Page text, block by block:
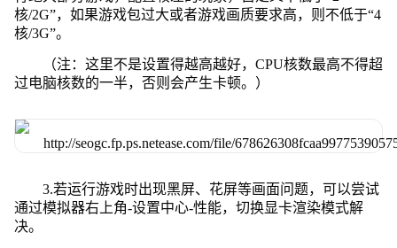
核/2G”，如果游戏包过大或者游戏画质要求高，则不低于“4
核/3G”。
（注：这里不是设置得越高越好，CPU核数最高不得超
过电脑核数的一半，否则会产生卡顿。）
3.若运行游戏时出现黑屏、花屏等画面问题，可以尝试
通过模拟器右上角-设置中心-性能，切换显卡渲染模式解
决。